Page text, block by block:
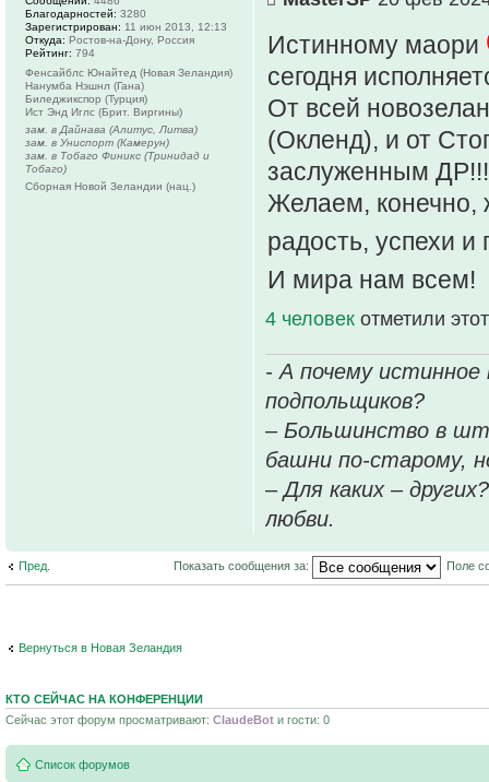
Истинному маори
сегодня
От всей
(Окленд), и от
заслуженным ДР!!!
Желаем, конечно,
радость, успехи
И мира нам всем!
4 человек отметили
- А почему
подпольщиков?
– Большинство в
башни по-старому,
– Для каких –
любви.
Благодарностей: 3280
Зарегистрирован: 11 июн 2013, 12:13
Откуда: Ростов-на-Дону, Россия
Рейтинг: 794
Фенсайблс Юнайтед (Новая Зеландия)
Нанумба Нэшнл (Гана)
Биледжикспор (Турция)
Ист Энд Иглс (Брит. Виргины)
зам. в Дайнава (Алитус, Литва)
зам. в Униспорт (Камерун)
зам. в Тобаго Финикс (Тринидад и
Тобаго)
Сборная Новой Зеландии (нац.)
Пред. Показать сообщения за: Поле
Вернуться в Новая Зеландия
КТО СЕЙЧАС НА КОНФЕРЕНЦИИ
Сейчас этот форум просматривают: ClaudeBot и гости: 0
Список форумов